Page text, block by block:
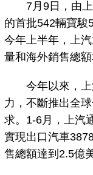
7月9日，由上
的首批542輛寶駿
今年上半年，上
量和海外銷售總額
今年以來，上
力，不斷推出全
求。1-6月，上汽
實現出口汽車
售總額達到2.5億